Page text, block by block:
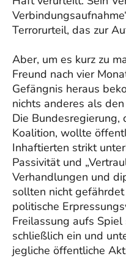
Terrorurteil, das zur
Aber, um es kurz zu
Freund nach vier
Gefängnis heraus
nichts anderes als
Die Bundesregierung,
Koalition, wollte
Inhaftierten strikt
Passivität und
Verhandlungen und
sollten nicht
politische
Freilassung aufs
schließlich ein und
jegliche öffentliche